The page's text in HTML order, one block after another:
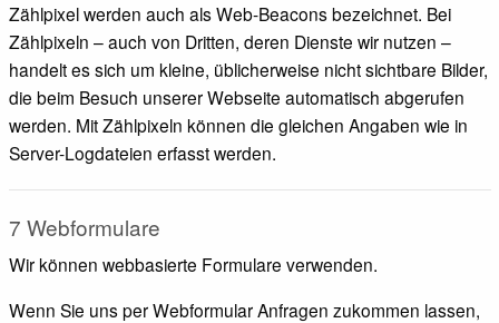
Zählpixel werden auch als Web-Beacons bezeichnet. Bei
Zählpixeln – auch von Dritten, deren Dienste wir nutzen –
handelt es sich um kleine, üblicherweise nicht sichtbare Bilder,
die beim Besuch unserer Webseite automatisch abgerufen
werden. Mit Zählpixeln können die gleichen Angaben wie in
Server-Logdateien erfasst werden.
7 Webformulare
Wir können webbasierte Formulare verwenden.
Wenn Sie uns per Webformular Anfragen zukommen lassen,